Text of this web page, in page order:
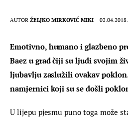
AUTOR ŽELJKO MIRKOVIĆ MIKI 02.04.2018.
Emotivno, humano i glazbeno
Baez u grad čiji su ljudi svojim
ljubavlju zaslužili ovakav
namjernici koji su se došli
U lijepu pjesmu puno toga može